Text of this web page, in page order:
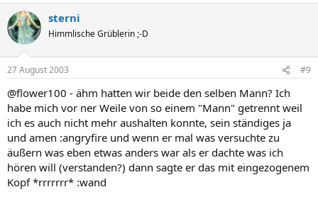
sterni
Himmlische Grüblerin ;-D
27 August 2003 #9
@flower100 - ähm hatten wir beide den selben Mann? Ich
habe mich vor ner Weile von so einem "Mann" getrennt weil
ich es auch nicht mehr aushalten konnte, sein ständiges ja
und amen :angryfire und wenn er mal was versuchte zu
äußern was eben etwas anders war als er dachte was ich
hören will (verstanden?) dann sagte er das mit eingezogenem
Kopf *rrrrrrr* :wand